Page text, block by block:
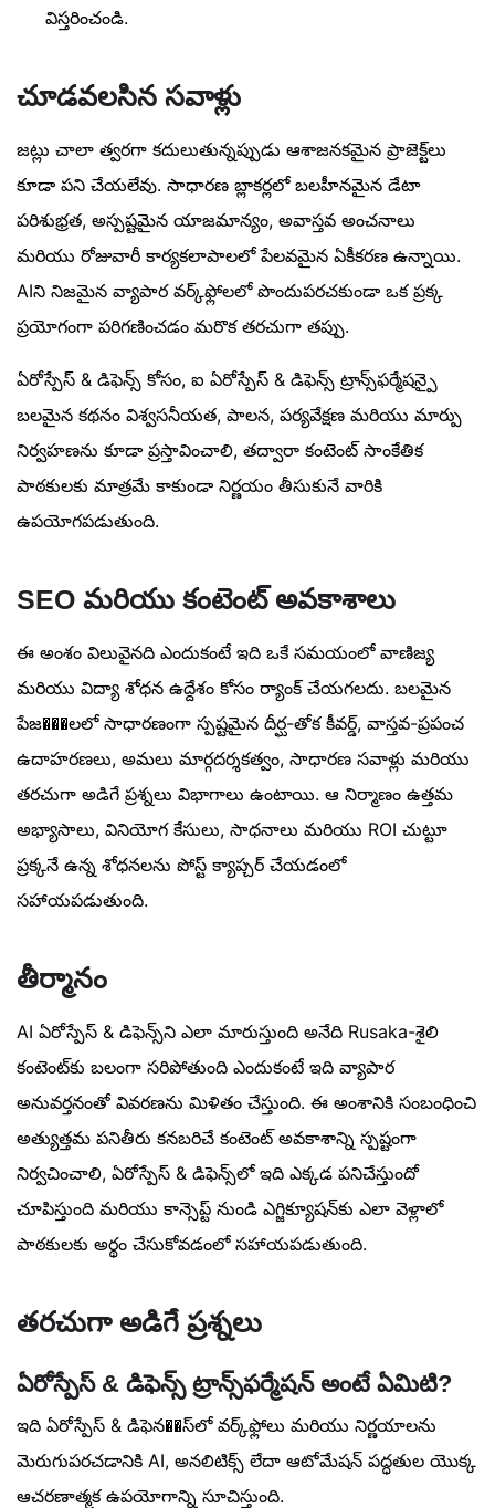
విస్తరించండి.
చూడవలసిన సవాళ్లు
జట్లు చాలా త్వరగా కదులుతున్నప్పుడు ఆశాజనకమైన ప్రాజెక్ట్‌లు
కూడా పని చేయలేవు. సాధారణ బ్లాకర్లలో బలహీనమైన డేటా
పరిశుభ్రత, అస్పష్టమైన యాజమాన్యం, అవాస్తవ అంచనాలు
మరియు రోజువారీ కార్యకలాపాలలో పేలవమైన ఏకీకరణ ఉన్నాయి.
AIని నిజమైన వ్యాపార వర్క్‌ఫ్లోలలో పొందుపరచకుండా ఒక ప్రక్క
ప్రయోగంగా పరిగణించడం మరొక తరచుగా తప్పు.
ఏరోస్పేస్ & డిఫెన్స్ కోసం, ఐ ఏరోస్పేస్ & డిఫెన్స్ ట్రాన్స్‌ఫర్మేషన్పై
బలమైన కథనం విశ్వసనీయత, పాలన, పర్యవేక్షణ మరియు మార్పు
నిర్వహణను కూడా ప్రస్తావించాలి, తద్వారా కంటెంట్ సాంకేతిక
పాఠకులకు మాత్రమే కాకుండా నిర్ణయం తీసుకునే వారికి
ఉపయోగపడుతుంది.
SEO మరియు కంటెంట్ అవకాశాలు
ఈ అంశం విలువైనది ఎందుకంటే ఇది ఒకే సమయంలో వాణిజ్య
మరియు విద్యా శోధన ఉద్దేశం కోసం ర్యాంక్ చేయగలదు. బలమైన
పేజ���లలో సాధారణంగా స్పష్టమైన దీర్ఘ-తోక కీవర్డ్, వాస్తవ-ప్రపంచ
ఉదాహరణలు, అమలు మార్గదర్శకత్వం, సాధారణ సవాళ్లు మరియు
తరచుగా అడిగే ప్రశ్నలు విభాగాలు ఉంటాయి. ఆ నిర్మాణం ఉత్తమ
అభ్యాసాలు, వినియోగ కేసులు, సాధనాలు మరియు ROI చుట్టూ
ప్రక్కనే ఉన్న శోధనలను పోస్ట్ క్యాప్చర్ చేయడంలో
సహాయపడుతుంది.
తీర్మానం
AI ఏరోస్పేస్ & డిఫెన్స్‌ని ఎలా మారుస్తుంది అనేది Rusaka-శైలి
కంటెంట్‌కు బలంగా సరిపోతుంది ఎందుకంటే ఇది వ్యాపార
అనువర్తనంతో వివరణను మిళితం చేస్తుంది. ఈ అంశానికి సంబంధించి
అత్యుత్తమ పనితీరు కనబరిచే కంటెంట్ అవకాశాన్ని స్పష్టంగా
నిర్వచించాలి, ఏరోస్పేస్ & డిఫెన్స్‌లో ఇది ఎక్కడ పనిచేస్తుందో
చూపిస్తుంది మరియు కాన్సెప్ట్ నుండి ఎగ్జిక్యూషన్‌కు ఎలా వెళ్లాలో
పాఠకులకు అర్థం చేసుకోవడంలో సహాయపడుతుంది.
తరచుగా అడిగే ప్రశ్నలు
ఏరోస్పేస్ & డిఫెన్స్ ట్రాన్స్‌ఫర్మేషన్ అంటే ఏమిటి?
ఇది ఏరోస్పేస్ & డిఫెన��స్‌లో వర్క్‌ఫ్లోలు మరియు నిర్ణయాలను
మెరుగుపరచడానికి AI, అనలిటిక్స్ లేదా ఆటోమేషన్ పద్ధతుల యొక్క
ఆచరణాత్మక ఉపయోగాన్ని సూచిస్తుంది.